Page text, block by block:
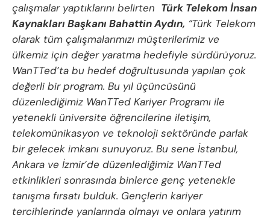
çalışmalar yaptıklarını belirten Türk Telekom İnsan
Kaynakları Başkanı Bahattin Aydın, “Türk Telekom
olarak tüm çalışmalarımızı müşterilerimiz ve
ülkemiz için değer yaratma hedefiyle sürdürüyoruz.
WanTTed’ta bu hedef doğrultusunda yapılan çok
değerli bir program. Bu yıl üçüncüsünü
düzenlediğimiz WanTTed Kariyer Programı ile
yetenekli üniversite öğrencilerine iletişim,
telekomünikasyon ve teknoloji sektöründe parlak
bir gelecek imkanı sunuyoruz. Bu sene İstanbul,
Ankara ve İzmir’de düzenlediğimiz WanTTed
etkinlikleri sonrasında binlerce genç yetenekle
tanışma fırsatı bulduk. Gençlerin kariyer
tercihlerinde yanlarında olmayı ve onlara yatırım